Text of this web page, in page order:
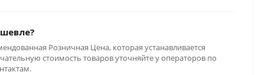
Розничная Цена, которая устанавливается
стоимость товаров уточняйте у операторов по